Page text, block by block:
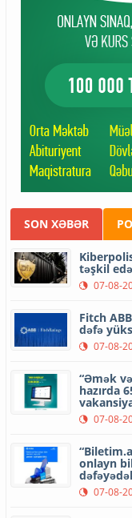
SON XƏBƏR
təşkil
07-08-
Fitch
dəfə
07-08-
“Əmək
hazırda
07-08-
onlayn
07-08-